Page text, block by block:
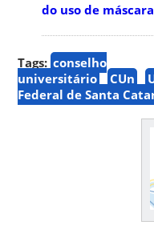
do uso de
Tags: conselho
universitário
CUn
Federal de Santa